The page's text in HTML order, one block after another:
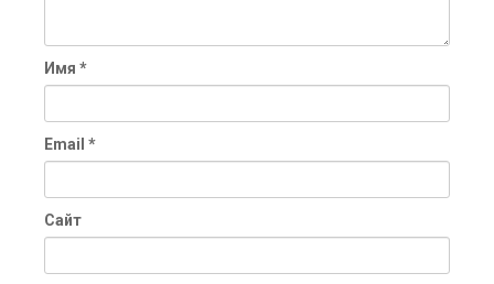
Имя *
Email *
Сайт